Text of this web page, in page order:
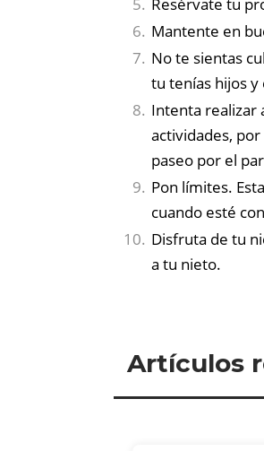
Mantente en
No te sientas
tu tenías hijos y
Intenta realizar
actividades,
paseo por el
Pon límites.
cuando esté
Disfruta de tu
a tu nieto.
Artículos